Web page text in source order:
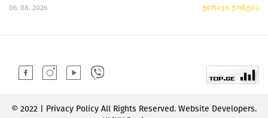
06. 08. 2026 უძრავი ქონება
© 2022 | Privacy Policy All Rights Reserved. Website Developers.